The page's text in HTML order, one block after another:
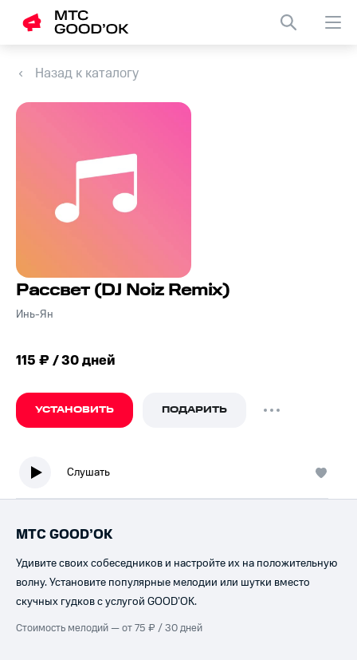
Назад к каталогу
Рассвет (DJ Noiz Remix)
Инь-Ян
115 ₽ / 30 дней
УСТАНОВИТЬ ПОДАРИТЬ
Слушать
МТС GOOD’OK
Удивите своих собеседников и настройте их на положительную
волну. Установите популярные мелодии или шутки вместо
скучных гудков с услугой GOOD’OK.
Стоимость мелодий — от 75 ₽ / 30 дней